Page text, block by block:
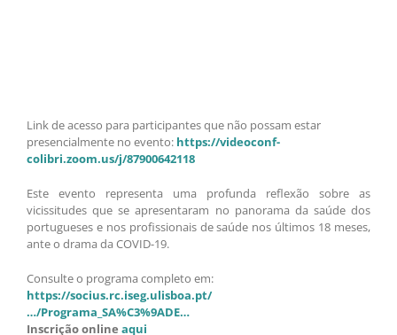
Link de acesso para participantes que não possam estar
presencialmente no evento: https://videoconf-
colibri.zoom.us/j/87900642118
Este evento representa uma profunda reflexão sobre as
vicissitudes que se apresentaram no panorama da saúde dos
portugueses e nos profissionais de saúde nos últimos 18 meses,
ante o drama da COVID-19.
Consulte o programa completo em:
https://socius.rc.iseg.ulisboa.pt/
…/Programa_SA%C3%9ADE…
Inscrição online aqui